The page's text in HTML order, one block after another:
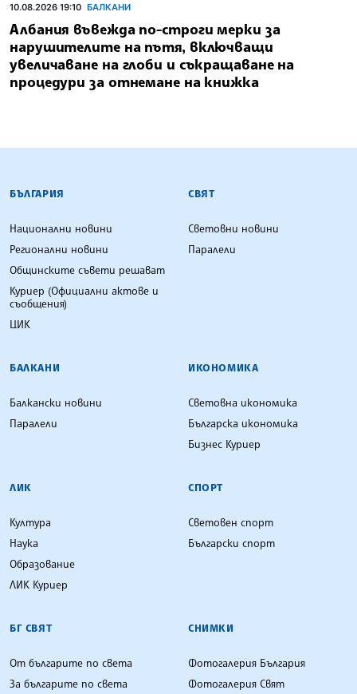
10.08.2026 19:10 БАЛКАНИ
Албания въвежда по-строги мерки за
нарушителите на пътя, включващи
увеличаване на глоби и съкращаване на
процедури за отнемане на книжка
БЪЛГАРСКА ТЕЛЕГРАФНА АГЕНЦИЯ
БЪЛГАРИЯ
Национални новини
Регионални новини
Общинските съвети решават
Куриер (Официални актове и
съобщения)
ЦИК
СВЯТ
Световни новини
Паралели
БАЛКАНИ
Балкански новини
Паралели
ИКОНОМИКА
Световна икономика
Българска икономика
Бизнес Куриер
ЛИК
Култура
Наука
Образование
ЛИК Куриер
СПОРТ
Световен спорт
Български спорт
БГ СВЯТ
От българите по света
За българите по света
СНИМКИ
Фотогалерия България
Фотогалерия Свят